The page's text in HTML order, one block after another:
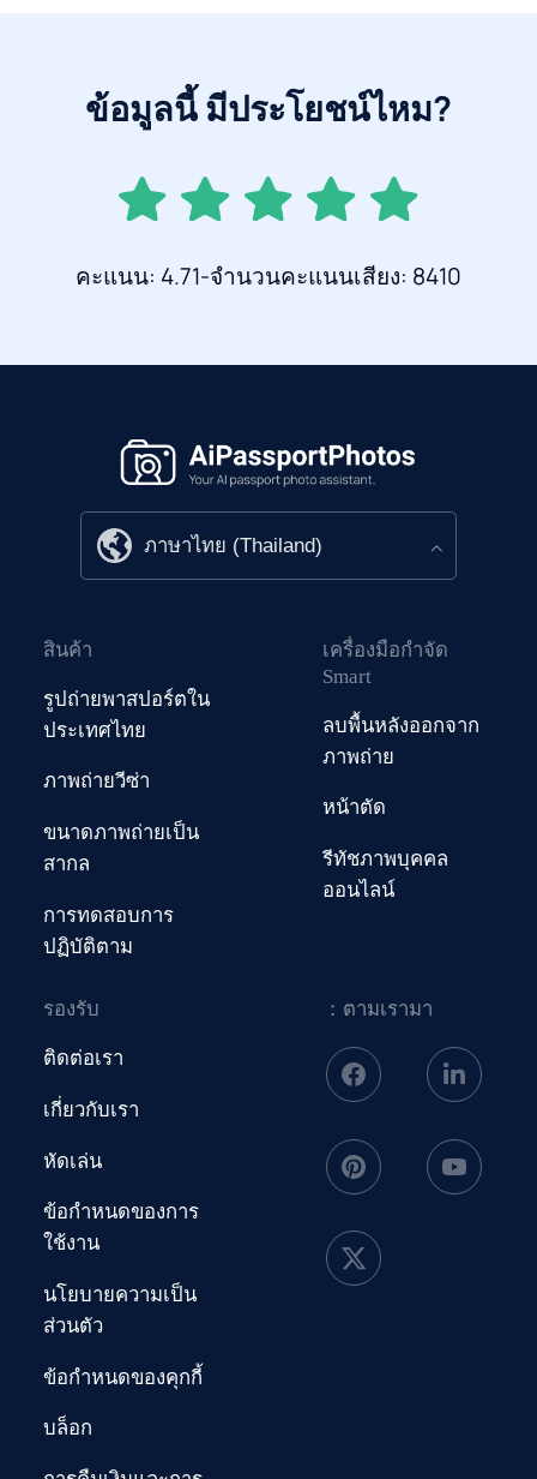
ข้อมูลนี้ มีประโยชน์ไหม?
คะแนน: 4.71-จำนวนคะแนนเสียง: 8410
สินค้า
รูปถ่ายพาสปอร์ตใน
ประเทศไทย
ภาพถ่ายวีซ่า
ขนาดภาพถ่ายเป็น
สากล
การทดสอบการ
ปฏิบัติตาม
เครื่องมือกำจัด
Smart
ลบพื้นหลังออกจาก
ภาพถ่าย
หน้าตัด
รีทัชภาพบุคคล
ออนไลน์
รองรับ
ติดต่อเรา
เกี่ยวกับเรา
หัดเล่น
ข้อกำหนดของการ
ใช้งาน
นโยบายความเป็น
ส่วนตัว
ข้อกำหนดของคุกกี้
บล็อก
：ตามเรามา